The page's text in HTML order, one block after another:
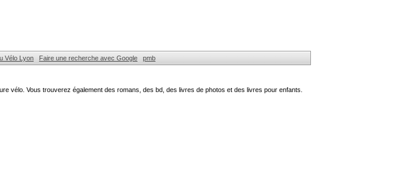
Vélo Lyon Faire une recherche avec Google pmb
vélo. Vous trouverez également des romans, des bd, des livres de photos et des livres pour enfants.